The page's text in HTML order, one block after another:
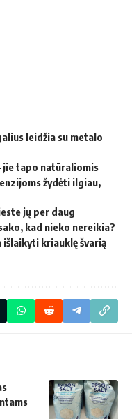
leidžia su metalo
jie tapo natūraliomis
žydėti ilgiau,
jų per daug
kad nieko nereikia?
išlaikyti kriauklę švarią